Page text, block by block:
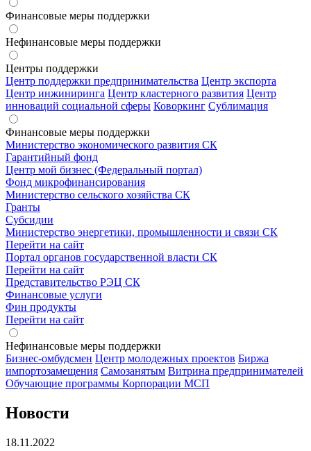
Финансовые меры поддержки
Нефинансовые меры поддержки
Центры поддержки
Центр поддержки предпринимательства Центр экспорта
Центр инжиниринга Центр кластерного развития Центр
инноваций социальной сферы Коворкинг Сублимация
Финансовые меры поддержки
Министерство экономического развития СК
Гарантийный фонд
Центр мой бизнес (Федеральный портал)
Фонд микрофинансирования
Министерство сельского хозяйства СК
Гранты
Субсидии
Министерство энергетики, промышленности и связи СК
Перейти на сайт
Портал органов государственной власти СК
Перейти на сайт
Представительство РЭЦ СК
Финансовые услуги
Фин продукты
Перейти на сайт
Нефинансовые меры поддержки
Бизнес-омбудсмен Центр молодежных проектов Биржа
импортозамещения Cамозанятым Витрина предпринимателей
Обучающие программы Корпорации МСП
Новости
18.11.2022